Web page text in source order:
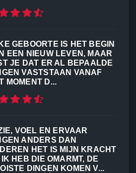
GEBOORTE IS HET BEGIN
EEN NIEUW LEVEN, MAAR
JE DAT ER AL BEPAALDE
VASTSTAAN VANAF
MOMENT D...
VOEL EN ERVAAR
ANDERS DAN
HET IS MIJN KRACHT
HEB DIE OMARMT, DE
DINGEN KOMEN V...